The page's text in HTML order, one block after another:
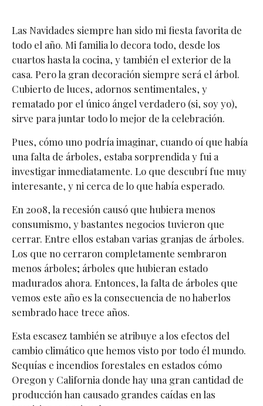
Las Navidades siempre han sido mi fiesta favorita de
todo el año. Mi familia lo decora todo, desde los
cuartos hasta la cocina, y también el exterior de la
casa. Pero la gran decoración siempre será el árbol.
Cubierto de luces, adornos sentimentales, y
rematado por el único ángel verdadero (si, soy yo),
sirve para juntar todo lo mejor de la celebración.
Pues, cómo uno podría imaginar, cuando oí que había
una falta de árboles, estaba sorprendida y fui a
investigar inmediatamente. Lo que descubrí fue muy
interesante, y ni cerca de lo que había esperado.
En 2008, la recesión causó que hubiera menos
consumismo, y bastantes negocios tuvieron que
cerrar. Entre ellos estaban varias granjas de árboles.
Los que no cerraron completamente sembraron
menos árboles; árboles que hubieran estado
madurados ahora. Entonces, la falta de árboles que
vemos este año es la consecuencia de no haberlos
sembrado hace trece años.
Esta escasez también se atribuye a los efectos del
cambio climático que hemos visto por todo él mundo.
Sequías e incendios forestales en estados cómo
Oregon y California donde hay una gran cantidad de
producción han causado grandes caídas en las